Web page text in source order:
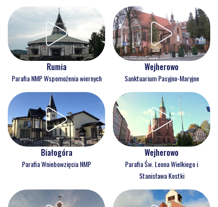
Rumia
Parafia NMP Wspomożenia wiernych
Wejherowo
Sanktuarium Pasyjno-Maryjne
Białogóra
Parafia Wniebowzięcia NMP
Wejherowo
Parafia Św. Leona Wielkiego i
Stanisława Kostki